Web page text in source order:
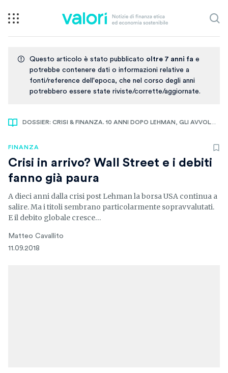
Questo articolo è stato pubblicato oltre 7 anni fa e
potrebbe contenere dati o informazioni relative a
fonti/reference dell'epoca, che nel corso degli anni
potrebbero essere state riviste/corrette/aggiornate.
DOSSIER: CRISI & FINANZA. 10 ANNI DOPO LEHMAN, GLI AVVOLTOI VOLANO ANCORA
FINANZA
Crisi in arrivo? Wall Street e i debiti
fanno già paura
A dieci anni dalla crisi post Lehman la borsa USA continua a
salire. Ma i titoli sembrano particolarmente sopravvalutati.
E il debito globale cresce…
Matteo Cavallito
11.09.2018